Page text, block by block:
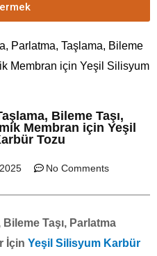
Parlatma, Taşlama, Bileme
Membran için Yeşil Silisyum
Bileme Taşı,
Membran için Yeşil
Tozu
No Comments
Taşı, Parlatma
İçin Yeşil Silisyum Karbür